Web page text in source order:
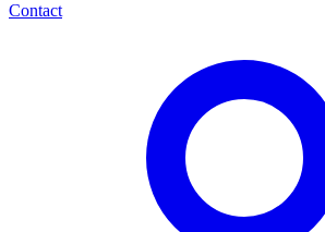
Contact